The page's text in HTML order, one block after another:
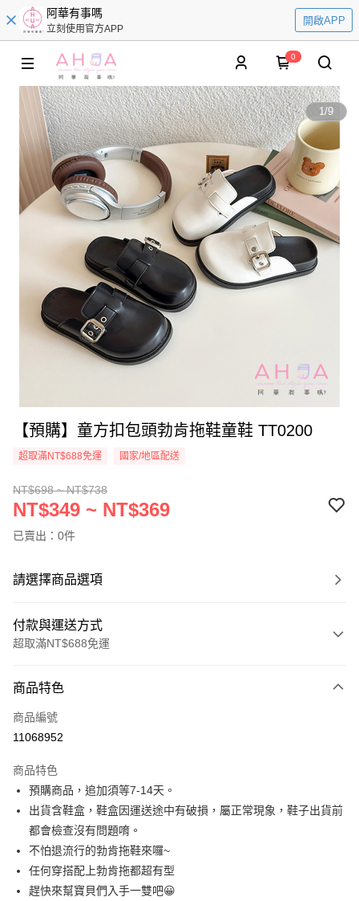
阿華有事嗎
立刻使用官方APP
開啟APP
0
1/9
【預購】童方扣包頭勃肯拖鞋童鞋 TT0200
超取滿NT$688免運 國家/地區配送
NT$698 ~ NT$738
NT$349 ~ NT$369
已賣出：0件
請選擇商品選項
付款與運送方式
超取滿NT$688免運
信用卡一次付款
超商取貨付款
Apple Pay
街口支付
悠遊付
Google Pay
商品特色
商品編號
11068952
商品特色
預購商品，追加須等7-14天。
出貨含鞋盒，鞋盒因運送途中有破損，屬正常現象，鞋子出貨前
都會檢查沒有問題唷。
不怕退流行的勃肯拖鞋來囉~
任何穿搭配上勃肯拖都超有型
趕快來幫寶貝們入手一雙吧😀